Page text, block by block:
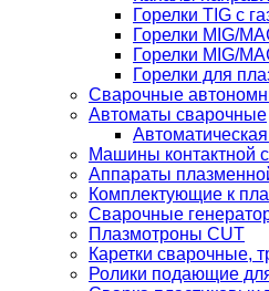
Горелки TIG с
Горелки MIG/
Горелки MIG/
Горелки для
Сварочные
Автоматы сварочные
Машины контактной
Аппараты
Комплектующие к
Сварочные
Плазмотроны CUT
Каретки сварочные,
Ролики подающие